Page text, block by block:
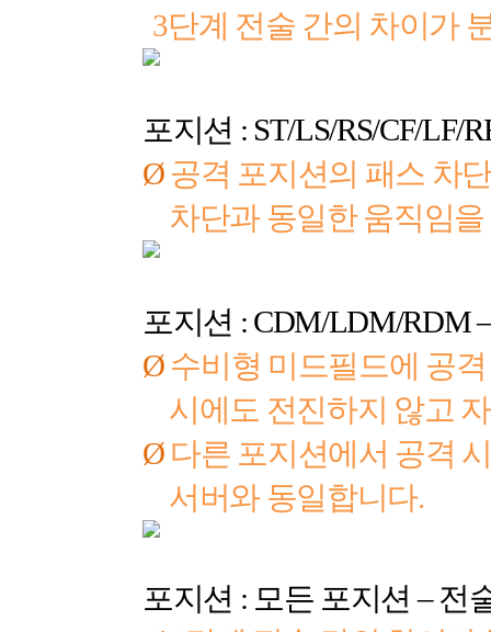
3단계 전술 간의 차이가
포지션 : ST/LS/RS/CF/LF/
Ø 공격 포지션의 패스 차
차단과 동일한 움직임
포지션 : CDM/LDM/RDM
Ø 수비형 미드필드에 공
시에도 전진하지 않고
Ø 다른 포지션에서 공격
서버와 동일합니다.
포지션 : 모든 포지션–전